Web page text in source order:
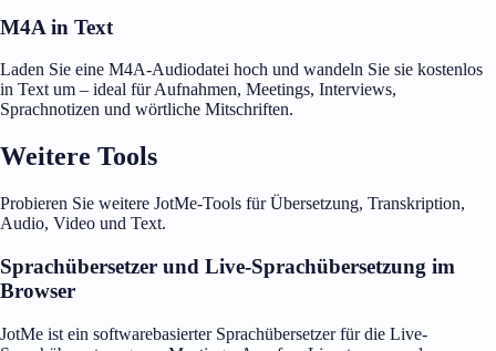
M4A in Text
Laden Sie eine M4A-Audiodatei hoch und wandeln Sie sie kostenlos
in Text um – ideal für Aufnahmen, Meetings, Interviews,
Sprachnotizen und wörtliche Mitschriften.
Weitere Tools
Probieren Sie weitere JotMe-Tools für Übersetzung, Transkription,
Audio, Video und Text.
Sprachübersetzer und Live-Sprachübersetzung im
Browser
JotMe ist ein softwarebasierter Sprachübersetzer für die Live-